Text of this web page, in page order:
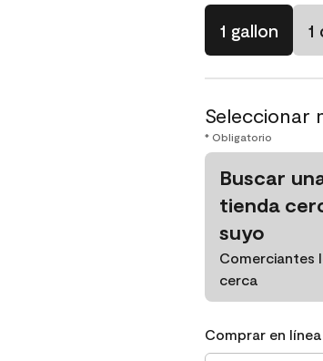
1 gallon 1
Seleccionar
* Obligatorio
Buscar
tienda
suyo
Comerciantes
cerca
Comprar en